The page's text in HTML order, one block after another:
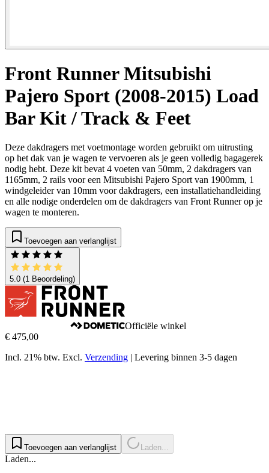
Front Runner Mitsubishi
Pajero Sport (2008-2015) Load
Bar Kit / Track & Feet
Deze dakdragers met voetmontage worden gebruikt om uitrusting
op het dak van je wagen te vervoeren als je geen volledig bagagerek
nodig hebt. Deze kit bevat 4 voeten van 50mm, 2 dakdragers van
1165mm, 2 rails voor een Mitsubishi Pajero Sport van 1900mm, 1
windgeleider van 10mm voor dakdragers, een installatiehandleiding
en alle nodige onderdelen om de dakdragers van Front Runner op je
wagen te monteren.
Toevoegen aan verlanglijst
5.0 (1 Beoordeling)
Officiële winkel
€ 475,00
Incl. 21% btw. Excl. Verzending | Levering binnen 3-5 dagen
Toevoegen aan verlanglijst Laden...
Laden...